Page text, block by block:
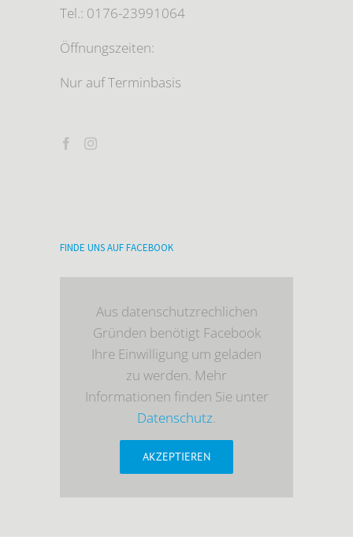
Tel.: 0176-23991064
Öffnungszeiten:
Nur auf Terminbasis
FINDE UNS AUF FACEBOOK
Aus datenschutzrechlichen
Gründen benötigt Facebook
Ihre Einwilligung um geladen
zu werden. Mehr
Informationen finden Sie unter
Datenschutz.
AKZEPTIEREN